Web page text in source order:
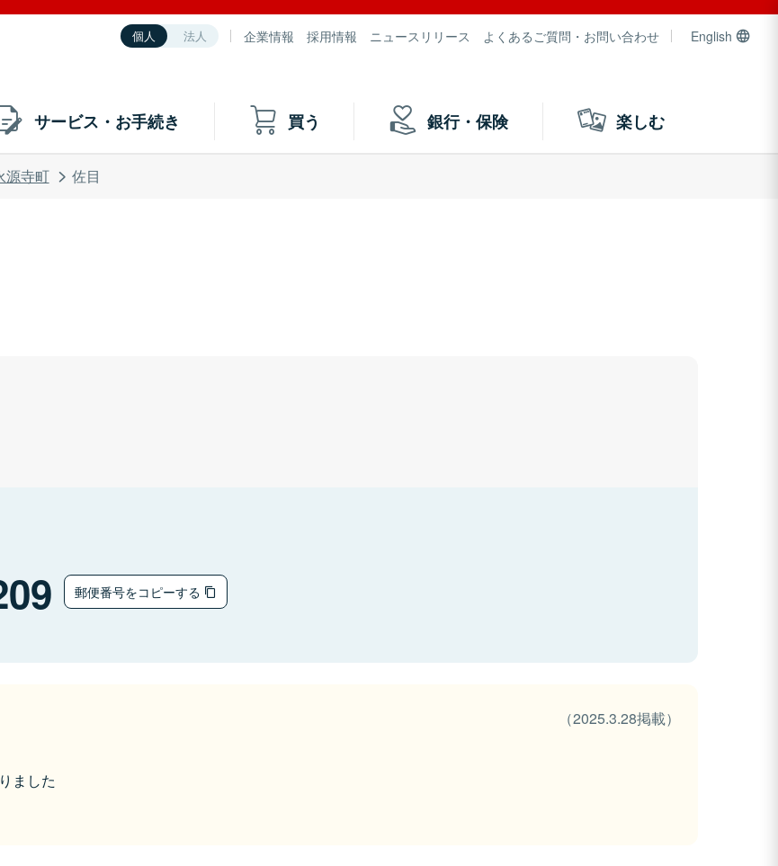
個人 法人 企業情報 採用情報 ニュースリリース よくあるご質問・お問い合わせ English
サービス・お手続き 買う 銀行・保険 楽しむ
源寺町 佐目
郵便番号をコピーする
（2025.3.28掲載）
ました